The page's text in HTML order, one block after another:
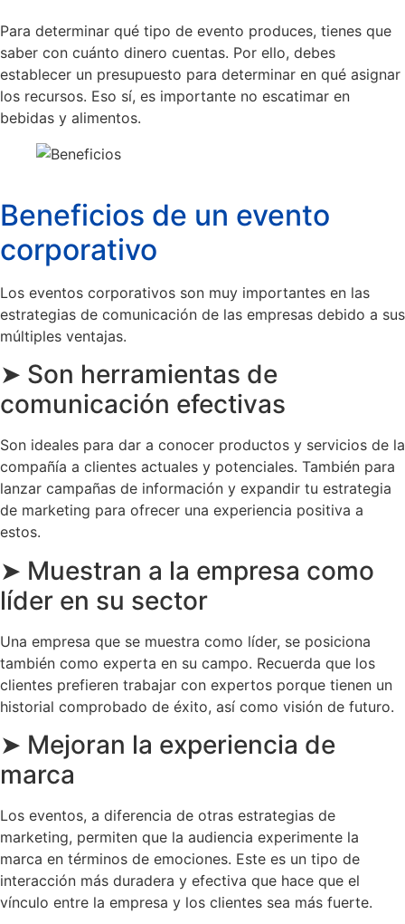
Para determinar qué tipo de evento produces, tienes que
saber con cuánto dinero cuentas. Por ello, debes
establecer un presupuesto para determinar en qué asignar
los recursos. Eso sí, es importante no escatimar en
bebidas y alimentos.
Beneficios de un evento
corporativo
Los eventos corporativos son muy importantes en las
estrategias de comunicación de las empresas debido a sus
múltiples ventajas.
➤ Son herramientas de
comunicación efectivas
Son ideales para dar a conocer productos y servicios de la
compañía a clientes actuales y potenciales. También para
lanzar campañas de información y expandir tu estrategia
de marketing para ofrecer una experiencia positiva a
estos.
➤ Muestran a la empresa como
líder en su sector
Una empresa que se muestra como líder, se posiciona
también como experta en su campo. Recuerda que los
clientes prefieren trabajar con expertos porque tienen un
historial comprobado de éxito, así como visión de futuro.
➤ Mejoran la experiencia de
marca
Los eventos, a diferencia de otras estrategias de
marketing, permiten que la audiencia experimente la
marca en términos de emociones. Este es un tipo de
interacción más duradera y efectiva que hace que el
vínculo entre la empresa y los clientes sea más fuerte.